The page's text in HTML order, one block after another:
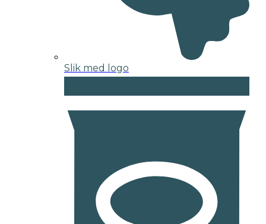
Slik med logo